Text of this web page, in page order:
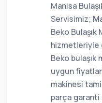
Manisa
Servisimiz;
Beko Bulaşık
hizmetleriyle
Beko bulaşık
uygun
makinesi
parça